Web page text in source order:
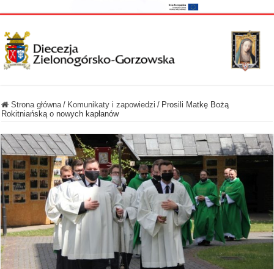
Strona główna / Komunikaty i zapowiedzi / Prosili Matkę Bożą
Rokitniańską o nowych kapłanów